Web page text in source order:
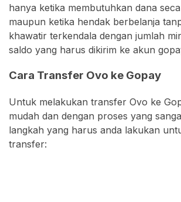
hanya ketika membutuhkan dana
maupun ketika hendak berbelanja
khawatir terkendala dengan jumlah
saldo yang harus dikirim ke akun
Cara Transfer Ovo ke Gopay
Untuk melakukan transfer Ovo ke
mudah dan dengan proses yang
langkah yang harus anda lakukan
transfer: